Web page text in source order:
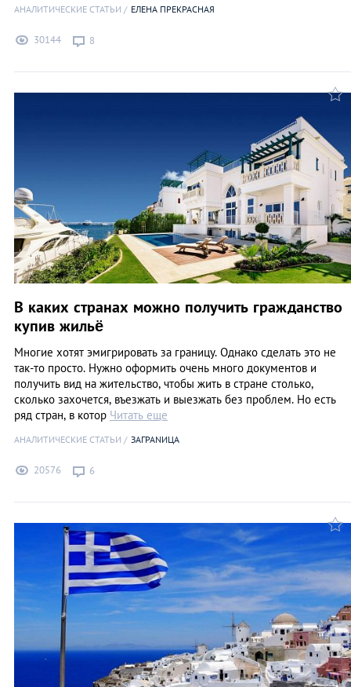
АНАЛИТИЧЕСКИЕ СТАТЬИ ЕЛЕНА ПРЕКРАСНАЯ
30144 8
В каких странах можно получить гражданство
купив жильё
Многие хотят эмигрировать за границу. Однако сделать это не
так-то просто. Нужно оформить очень много документов и
получить вид на жительство, чтобы жить в стране столько,
сколько захочется, въезжать и выезжать без проблем. Но есть
ряд стран, в котор Читать еще
АНАЛИТИЧЕСКИЕ СТАТЬИ ЗАГРАNИЦА
20576 6